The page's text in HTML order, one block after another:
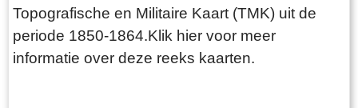
Topografische en Militaire Kaart (TMK) uit de
periode 1850-1864.Klik hier voor meer
informatie over deze reeks kaarten.